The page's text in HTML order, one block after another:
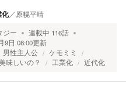
化／ 原幌平晴
ジー 連載中 116話
9日 08:00更新
男性主人公
ケモミミ
味しいの？ 工業化 近代化